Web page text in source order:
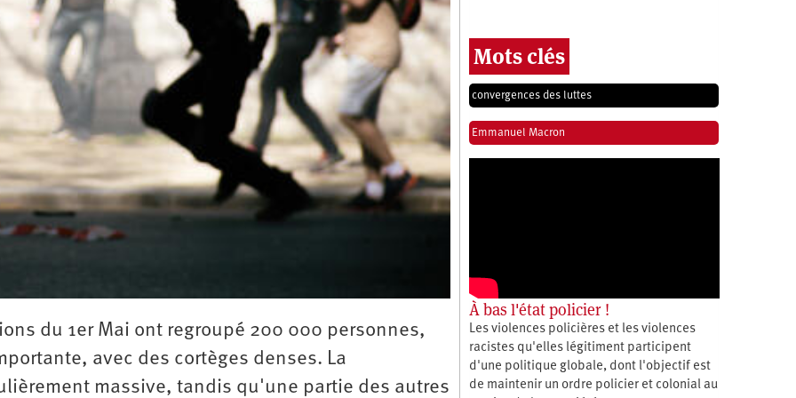
congrès
1er
congrès
Congrès
de
fondation
du 1er Mai ont regroupé 200 000 personnes,
avec des cortèges denses. La
massive, tandis qu'une partie des autres
Mots clés
convergences des luttes
Emmanuel Macron
À bas l'état policier !
Les violences policières et les violences
racistes qu'elles légitiment participent
d'une politique globale, dont l'objectif est
de maintenir un ordre policier et colonial au